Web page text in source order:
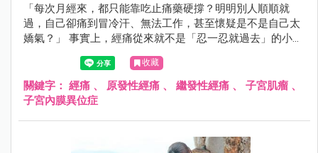
「每次月經來，都只能靠吃止痛藥硬撐？明明別人順順就
過，自己卻痛到冒冷汗、無法工作，甚至懷疑是不是自己太
嬌氣？」 事實上，經痛從來就不是「忍一忍就過去」的小
事，而是身體發出的重要警訊！許多女性誤以為經痛是體質
問題，只要吃止痛藥就好，卻忽略了背後可能隱藏著婦科疾
病。如果妳的經痛總是治不好，甚至隨著年紀越來越嚴重，
可能是身體正在告訴妳：「這裡出問題了！」
收藏
關鍵字： 經痛 、 原發性經痛 、 繼發性經痛 、 子宮肌瘤 、
子宮內膜異位症